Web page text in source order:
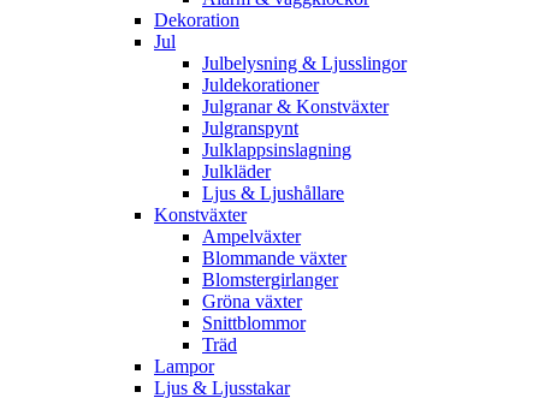
Dekoration
Jul
Julbelysning & Ljusslingor
Juldekorationer
Julgranar & Konstväxter
Julgranspynt
Julklappsinslagning
Julkläder
Ljus & Ljushållare
Konstväxter
Ampelväxter
Blommande växter
Blomstergirlanger
Gröna växter
Snittblommor
Träd
Lampor
Ljus & Ljusstakar